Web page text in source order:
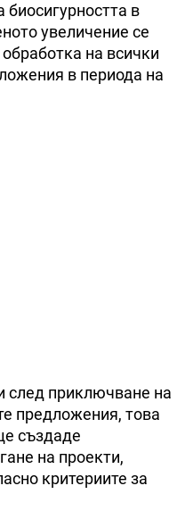
в
увеличение се
на всички
в периода на
след приключване на
предложения, това
създаде
на проекти,
критериите за